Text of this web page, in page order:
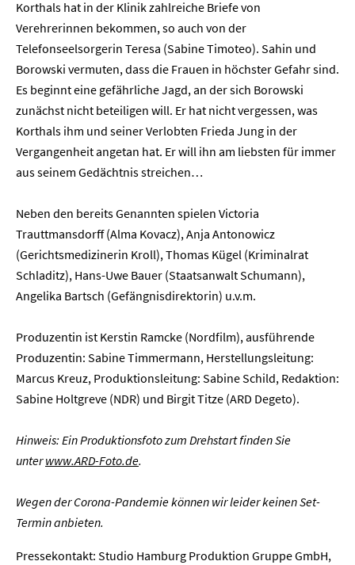
Korthals hat in der Klinik zahlreiche Briefe von
Verehrerinnen bekommen, so auch von der
Telefonseelsorgerin Teresa (Sabine Timoteo). Sahin und
Borowski vermuten, dass die Frauen in höchster Gefahr sind.
Es beginnt eine gefährliche Jagd, an der sich Borowski
zunächst nicht beteiligen will. Er hat nicht vergessen, was
Korthals ihm und seiner Verlobten Frieda Jung in der
Vergangenheit angetan hat. Er will ihn am liebsten für immer
aus seinem Gedächtnis streichen…
Neben den bereits Genannten spielen Victoria
Trauttmansdorff (Alma Kovacz), Anja Antonowicz
(Gerichtsmedizinerin Kroll), Thomas Kügel (Kriminalrat
Schladitz), Hans-Uwe Bauer (Staatsanwalt Schumann),
Angelika Bartsch (Gefängnisdirektorin) u.v.m.
Produzentin ist Kerstin Ramcke (Nordfilm), ausführende
Produzentin: Sabine Timmermann, Herstellungsleitung:
Marcus Kreuz, Produktionsleitung: Sabine Schild, Redaktion:
Sabine Holtgreve (NDR) und Birgit Titze (ARD Degeto).
Hinweis: Ein Produktionsfoto zum Drehstart finden Sie
unterwww.ARD-Foto.de.
Wegen der Corona-Pandemie können wir leider keinen Set-
Termin anbieten.
Pressekontakt: Studio Hamburg Produktion Gruppe GmbH,
Home
Unternehmen
Presse
Karriere
Kontakt
Newsletter Datenschutz Impressum